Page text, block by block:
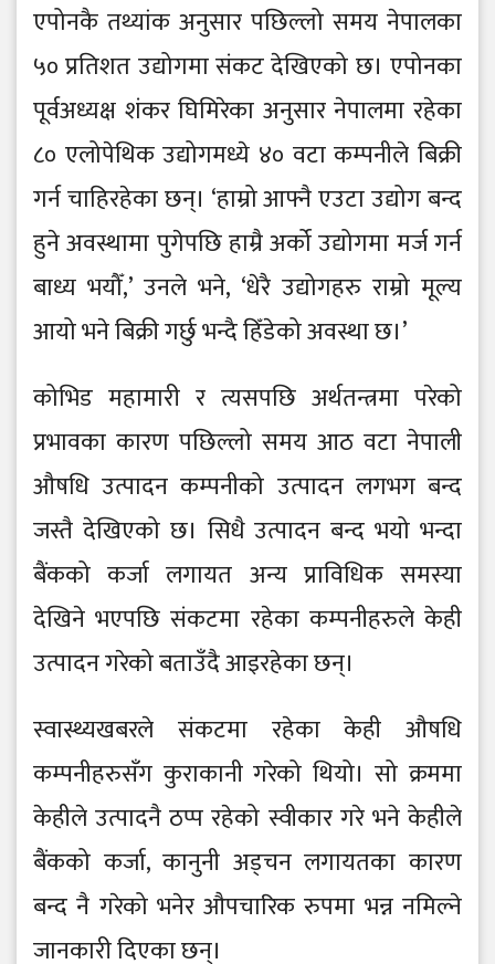
एपोनकै तथ्यांक अनुसार पछिल्लो समय नेपालका
५० प्रतिशत उद्योगमा संकट देखिएको छ। एपोनका
पूर्वअध्यक्ष शंकर घिमिरेका अनुसार नेपालमा रहेका
८० एलोपेथिक उद्योगमध्ये ४० वटा कम्पनीले बिक्री
गर्न चाहिरहेका छन्। ‘हाम्रो आफ्नै एउटा उद्योग बन्द
हुने अवस्थामा पुगेपछि हाम्रै अर्को उद्योगमा मर्ज गर्न
बाध्य भयौँ,’ उनले भने, ‘धेरै उद्योगहरु राम्रो मूल्य
आयो भने बिक्री गर्छु भन्दै हिँडेको अवस्था छ।’
कोभिड महामारी र त्यसपछि अर्थतन्त्रमा परेको
प्रभावका कारण पछिल्लो समय आठ वटा नेपाली
औषधि उत्पादन कम्पनीको उत्पादन लगभग बन्द
जस्तै देखिएको छ। सिधै उत्पादन बन्द भयो भन्दा
बैंकको कर्जा लगायत अन्य प्राविधिक समस्या
देखिने भएपछि संकटमा रहेका कम्पनीहरुले केही
उत्पादन गरेको बताउँदै आइरहेका छन्।
स्वास्थ्यखबरले संकटमा रहेका केही औषधि
कम्पनीहरुसँग कुराकानी गरेको थियो। सो क्रममा
केहीले उत्पादनै ठप्प रहेको स्वीकार गरे भने केहीले
बैंकको कर्जा, कानुनी अड्चन लगायतका कारण
बन्द नै गरेको भनेर औपचारिक रुपमा भन्न नमिल्ने
जानकारी दिएका छन्।